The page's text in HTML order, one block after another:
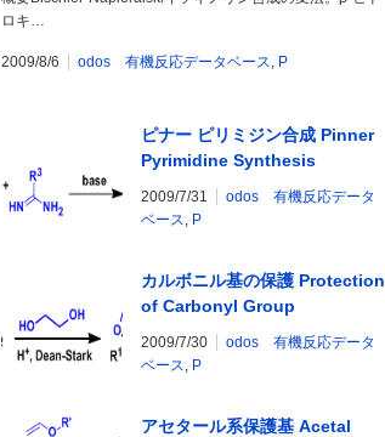
ロキ…
2009/8/6 odos 有機反応データベース, P
ピナー ピリミジン合成 Pinner
Pyrimidine Synthesis
2009/7/31
odos 有機反応データ
ベース, P
カルボニル基の保護 Protection
of Carbonyl Group
2009/7/30
odos 有機反応データ
ベース, P
アセタール系保護基 Acetal